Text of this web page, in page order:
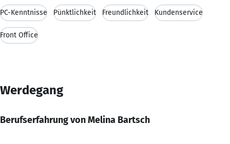
PC-Kenntnisse Pünktlichkeit Freundlichkeit Kundenservice
Front Office
Werdegang
Berufserfahrung von Melina Bartsch